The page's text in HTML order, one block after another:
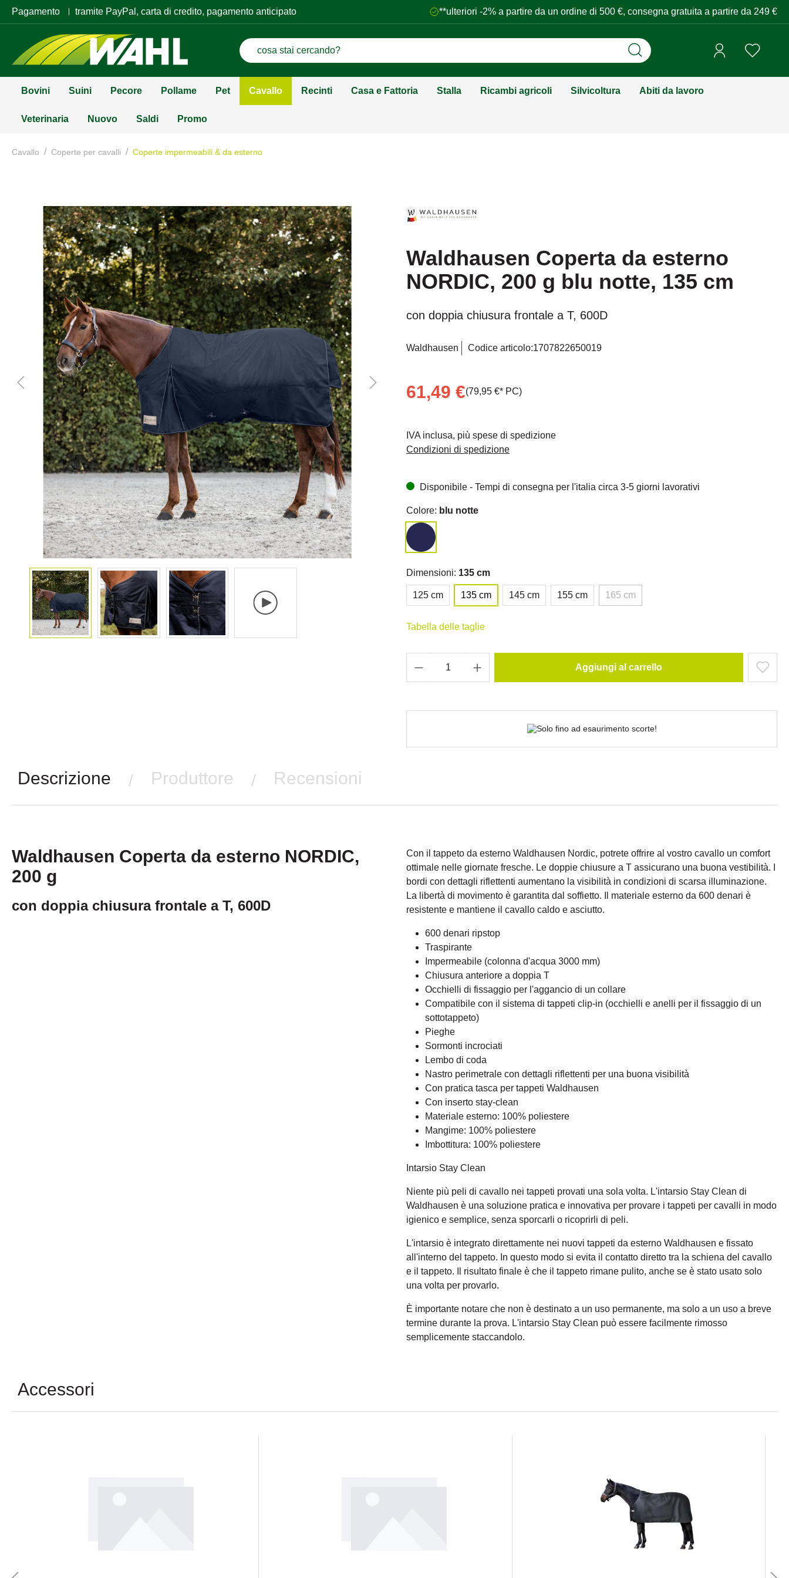
Pagamento tramite PayPal, carta di credito, pagamento anticipato **ulteriori -2% a partire da un ordine di 500 €, consegna gratuita a partire da 249 €
Bovini Suini Pecore Pollame Pet Cavallo Recinti Casa e Fattoria Stalla Ricambi agricoli Silvicoltura Abiti da lavoro
Veterinaria Nuovo Saldi Promo
Cavallo / Coperte per cavalli / Coperte impermeabili & da esterno
Waldhausen Coperta da esterno
NORDIC, 200 g blu notte, 135 cm
con doppia chiusura frontale a T, 600D
Waldhausen Codice articolo:1707822650019
61,49 €(79,95 €* PC)
IVA inclusa, più spese di spedizione
Condizioni di spedizione
Disponibile - Tempi di consegna per l'italia circa 3-5 giorni lavorativi
Colore: blu notte
Dimensioni: 135 cm
125 cm 135 cm 145 cm 155 cm 165 cm
Tabella delle taglie
Aggiungi al carrello
Solo fino ad esaurimento scorte!
Descrizione / Produttore / Recensioni
Waldhausen Coperta da esterno NORDIC,
200 g
con doppia chiusura frontale a T, 600D
Con il tappeto da esterno Waldhausen Nordic, potrete offrire al vostro cavallo un comfort
ottimale nelle giornate fresche. Le doppie chiusure a T assicurano una buona vestibilità. I
bordi con dettagli riflettenti aumentano la visibilità in condizioni di scarsa illuminazione.
La libertà di movimento è garantita dal soffietto. Il materiale esterno da 600 denari è
resistente e mantiene il cavallo caldo e asciutto.
600 denari ripstop
Traspirante
Impermeabile (colonna d'acqua 3000 mm)
Chiusura anteriore a doppia T
Occhielli di fissaggio per l'aggancio di un collare
Compatibile con il sistema di tappeti clip-in (occhielli e anelli per il fissaggio di un
sottotappeto)
Pieghe
Sormonti incrociati
Lembo di coda
Nastro perimetrale con dettagli riflettenti per una buona visibilità
Con pratica tasca per tappeti Waldhausen
Con inserto stay-clean
Materiale esterno: 100% poliestere
Mangime: 100% poliestere
Imbottitura: 100% poliestere
Intarsio Stay Clean
Niente più peli di cavallo nei tappeti provati una sola volta. L'intarsio Stay Clean di
Waldhausen è una soluzione pratica e innovativa per provare i tappeti per cavalli in modo
igienico e semplice, senza sporcarli o ricoprirli di peli.
L'intarsio è integrato direttamente nei nuovi tappeti da esterno Waldhausen e fissato
all'interno del tappeto. In questo modo si evita il contatto diretto tra la schiena del cavallo
e il tappeto. Il risultato finale è che il tappeto rimane pulito, anche se è stato usato solo
una volta per provarlo.
È importante notare che non è destinato a un uso permanente, ma solo a un uso a breve
termine durante la prova. L'intarsio Stay Clean può essere facilmente rimosso
semplicemente staccandolo.
Accessori